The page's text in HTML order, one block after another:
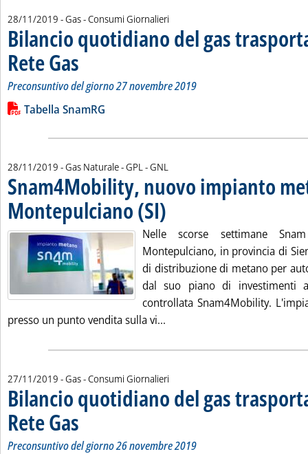
28/11/2019 - Gas - Consumi Giornalieri
Bilancio quotidiano del gas
Rete Gas . Sottotitolo: Preconsuntivo del giorno 27 novembre 2019
. Pubblicata giovedì 28 novembre 2019 alle 12.23.
Preconsuntivo del giorno 27 novembre 2019
Leggi tutta la notizia: 'Bilancio quotidiano del gas
Lista allegati PDF alla notizia
Tabella SnamRG
28/11/2019 - Gas Naturale - GPL - GNL
Snam4Mobility, nuovo impianto
Montepulciano (SI) . Pubblicata giovedì 28 novembre 2019
Nelle scorse settimane
Montepulciano, in provincia di
di distribuzione di metano per
dal suo piano di investimenti
controllata Snam4Mobility.
presso un punto vendita sulla vi...
27/11/2019 - Gas - Consumi Giornalieri
Bilancio quotidiano del gas
Rete Gas . Sottotitolo: Preconsuntivo del giorno 26 novembre 2019
. Pubblicata mercoledì 27 novembre 2019 alle 13.47.
Preconsuntivo del giorno 26 novembre 2019